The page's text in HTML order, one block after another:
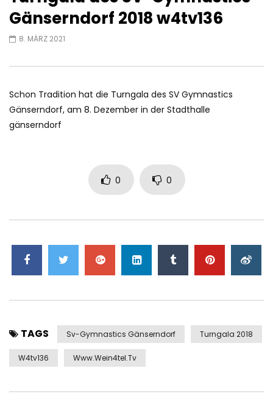
Gänserndorf 2018 w4tv136
8. MÄRZ 2021
Schon Tradition hat die Turngala des SV Gymnastics
Gänserndorf, am 8. Dezember in der Stadthalle
gänserndorf
0 0
TAGS Sv-Gymnastics Gänserndorf Turngala 2018
W4tv136 Www.wein4tel.tv